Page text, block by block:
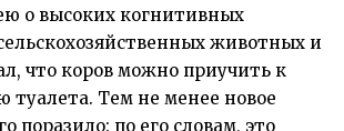
о высоких когнитивных
животных и
что коров можно приучить к
туалета. Тем не менее новое
поразило: по его словам, это